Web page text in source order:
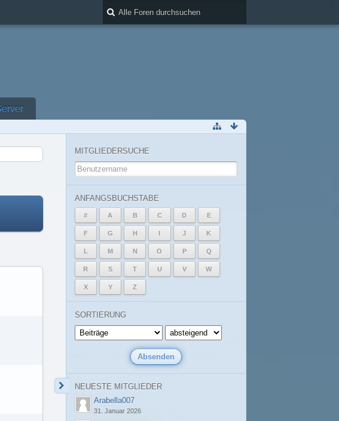
MITGLIEDERSUCHE
ANFANGSBUCHSTABE
# A B C D E
F G H I J K
L M N O P Q
R S T U V W
X Y Z
SORTIERUNG
NEUESTE MITGLIEDER
Arabella007
31. Januar 2026